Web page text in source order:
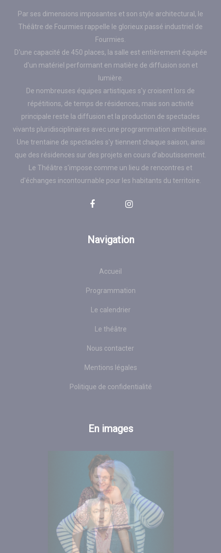
Par ses dimensions imposantes et son style architectural, le
Théâtre de Fourmies rappelle le glorieux passé industriel de
Fourmies.
D'une capacité de 450 places, la salle est entièrement équipée
d'un matériel performant en matière de diffusion son et
lumière.
De nombreuses équipes artistiques s'y croisent lors de
répétitions, de temps de résidences, mais son activité
principale reste la diffusion et la production de spectacles
vivants pluridisciplinaires avec une programmation ambitieuse.
Une trentaine de spectacles s'y tiennent chaque saison, ainsi
que des résidences sur des projets en cours d'aboutissement.
Le Théâtre s'impose comme un lieu de rencontres et
d'échanges incontournable pour les habitants du territoire.
Navigation
Accueil
Programmation
Le calendrier
Le théâtre
Nous contacter
Mentions légales
Politique de confidentialité
En images